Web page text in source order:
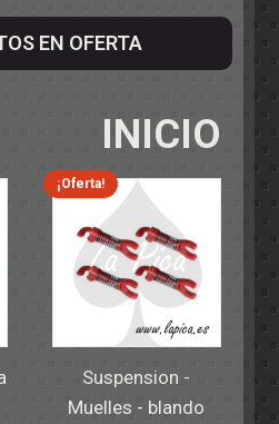
EN OFERTA
INICIO
¡Oferta!
Suspension -
Muelles - blando